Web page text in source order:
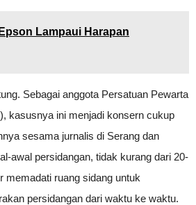
Lampaui Harapan
Sebagai anggota Persatuan Pewarta
kasusnya ini menjadi konsern cukup
sesama jurnalis di Serang dan
awal persidangan, tidak kurang dari 20-
memadati ruang sidang untuk
persidangan dari waktu ke waktu.